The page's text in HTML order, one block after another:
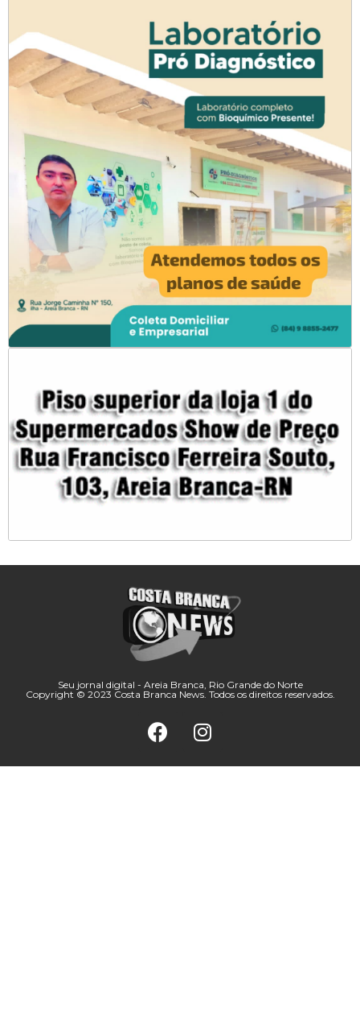
Seu jornal digital - Areia Branca, Rio Grande do Norte
Copyright © 2023 Costa Branca News. Todos os direitos reservados.